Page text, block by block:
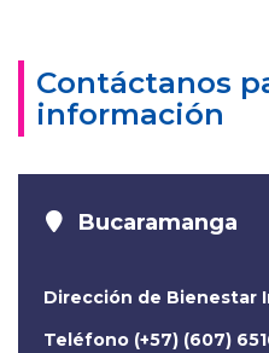
Contáctanos
información
Bucaramanga
Dirección de Bienestar
Teléfono (+57) (607)